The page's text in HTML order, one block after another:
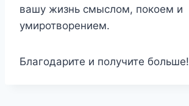
вашу жизнь смыслом, покоем и
умиротворением.
Благодарите и получите больше!